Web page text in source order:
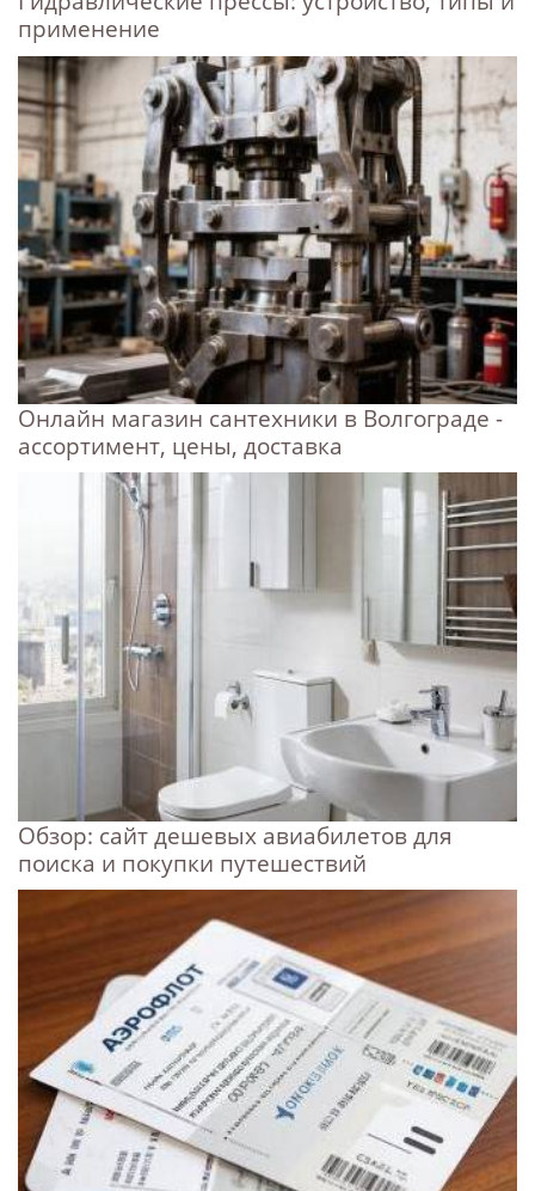
применение
Онлайн магазин сантехники в Волгограде -
ассортимент, цены, доставка
Обзор: сайт дешевых авиабилетов для
поиска и покупки путешествий